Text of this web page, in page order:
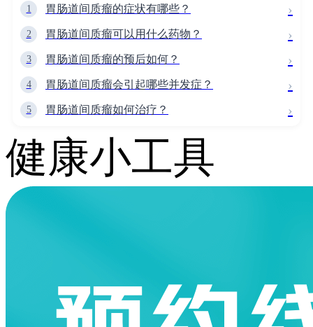
1 胃肠道间质瘤的症状有哪些？ ›
2 胃肠道间质瘤可以用什么药物？ ›
3 胃肠道间质瘤的预后如何？ ›
4 胃肠道间质瘤会引起哪些并发症？ ›
5 胃肠道间质瘤如何治疗？ ›
健康小工具